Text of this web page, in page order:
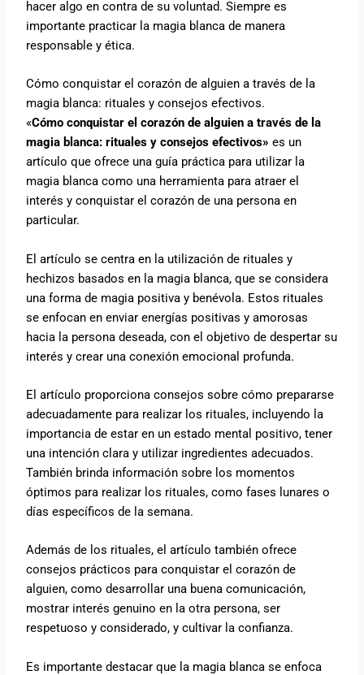
hacer algo en contra de su voluntad. Siempre es
importante practicar la magia blanca de manera
responsable y ética.
Cómo conquistar el corazón de alguien a través de la
magia blanca: rituales y consejos efectivos.
«Cómo conquistar el corazón de alguien a través de la
magia blanca: rituales y consejos efectivos» es un
artículo que ofrece una guía práctica para utilizar la
magia blanca como una herramienta para atraer el
interés y conquistar el corazón de una persona en
particular.
El artículo se centra en la utilización de rituales y
hechizos basados en la magia blanca, que se considera
una forma de magia positiva y benévola. Estos rituales
se enfocan en enviar energías positivas y amorosas
hacia la persona deseada, con el objetivo de despertar su
interés y crear una conexión emocional profunda.
El artículo proporciona consejos sobre cómo prepararse
adecuadamente para realizar los rituales, incluyendo la
importancia de estar en un estado mental positivo, tener
una intención clara y utilizar ingredientes adecuados.
También brinda información sobre los momentos
óptimos para realizar los rituales, como fases lunares o
días específicos de la semana.
Además de los rituales, el artículo también ofrece
consejos prácticos para conquistar el corazón de
alguien, como desarrollar una buena comunicación,
mostrar interés genuino en la otra persona, ser
respetuoso y considerado, y cultivar la confianza.
Es importante destacar que la magia blanca se enfoca